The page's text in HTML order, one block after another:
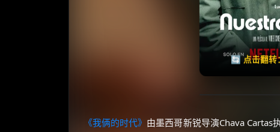
🔄 点击翻转
天天领红包
《我俩的时代》 由墨西哥新锐导演Chava Cartas